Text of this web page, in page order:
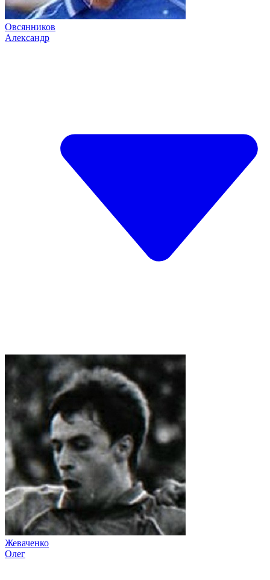
Овсянников
Александр
Жеваченко
Олег